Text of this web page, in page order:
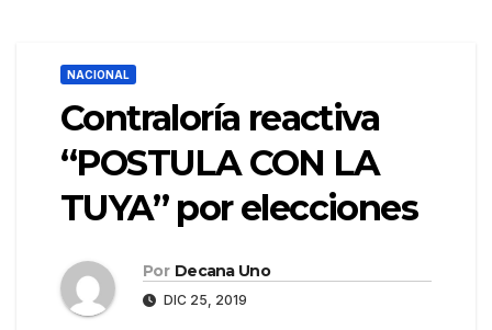
NACIONAL
Contraloría reactiva
“POSTULA CON LA
TUYA” por elecciones
Por Decana Uno
DIC 25, 2019